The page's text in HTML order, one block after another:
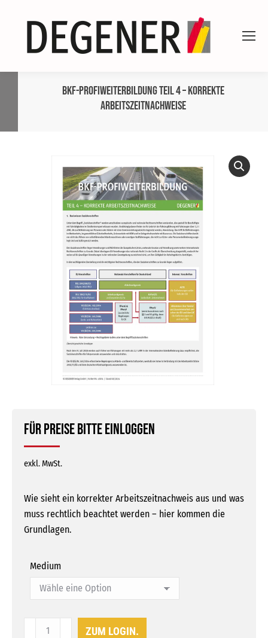
BKF-ProfiWeiterbildung Teil 4 – Korrekte
Arbeitszeitnachweise
Für Preise bitte einloggen
exkl. MwSt.
Wie sieht ein korrekter Arbeitszeitnachweis aus und was
muss rechtlich beachtet werden – hier kommen die
Grundlagen.
Medium
ZUM LOGIN.